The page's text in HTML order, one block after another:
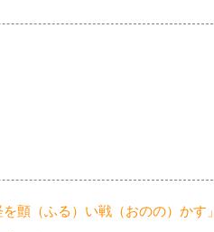
顫（ふる）い戦（おのの）かす」